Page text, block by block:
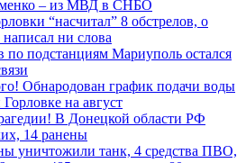
– из МВД в СНБО
“насчитал” 8 обстрелов, о
ни слова
по подстанциям Мариуполь остался
Обнародован график подачи воды
на август
В Донецкой области РФ
14 ранены
уничтожили танк, 4 средства ПВО,